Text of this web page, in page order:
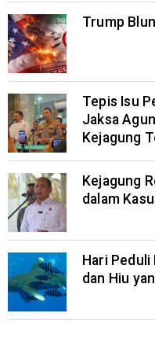
Trump
Tepis Isu
Jaksa
Kejagung
Kejagung
dalam
Hari Peduli
dan Hiu